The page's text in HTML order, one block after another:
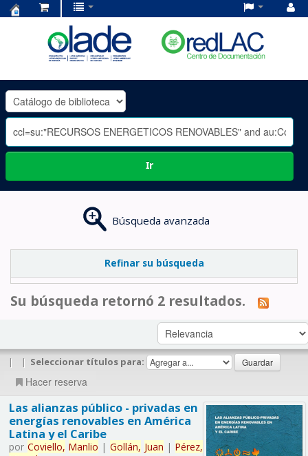
OLADE
-
Ir
Búsqueda avanzada
Refinar su búsqueda
Su búsqueda retornó 2 resultados.
| | Seleccionar títulos para:
Hacer reserva
Las alianzas público - privadas en
energías renovables en América
Latina y el Caribe
por Coviello, Manlio | Gollán, Juan | Pérez,